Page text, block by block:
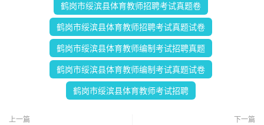
鹤岗市绥滨县体育教师招聘考试真题卷
鹤岗市绥滨县体育教师招聘考试真题试卷
鹤岗市绥滨县体育教师编制考试招聘真题
鹤岗市绥滨县体育教师编制考试真题试卷
鹤岗市绥滨县体育教师考试招聘
上一篇 下一篇